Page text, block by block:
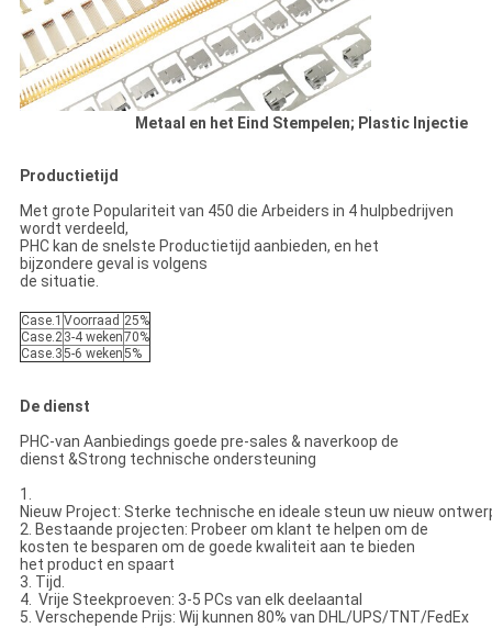
Metaal en het Eind Stempelen; Plastic Injectie
Productietijd
Met grote Populariteit van 450 die Arbeiders in 4 hulpbedrijven
wordt verdeeld,
PHC kan de snelste Productietijd aanbieden, en het
bijzondere geval is volgens
de situatie.
Case.1 Voorraad 25%
Case.2 3-4 weken70%
Case.35-6 weken5%
De dienst
PHC-van Aanbiedings goede pre-sales & naverkoop de
dienst &Strong technische ondersteuning
1.
Nieuw Project: Sterke technische en ideale steun uw nieuw
2. Bestaande projecten: Probeer om klant te helpen om de
kosten te besparen om de goede kwaliteit aan te bieden
het product en spaart
3. Tijd.
4. Vrije Steekproeven: 3-5 PCs van elk deelaantal
5. Verschepende Prijs: Wij kunnen 80% van DHL/UPS/TNT/FedEx